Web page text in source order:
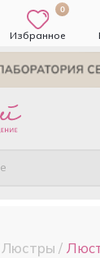
0
Избранное
Люстры /